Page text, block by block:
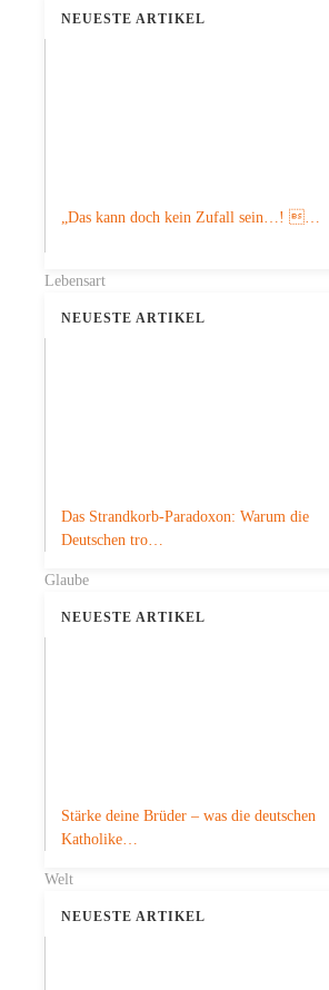
NEUESTE ARTIKEL
„Das kann doch kein Zufall sein…! …
Lebensart
NEUESTE ARTIKEL
Das Strandkorb-Paradoxon: Warum die
Deutschen tro…
Glaube
NEUESTE ARTIKEL
Stärke deine Brüder – was die deutschen
Katholike…
Welt
NEUESTE ARTIKEL